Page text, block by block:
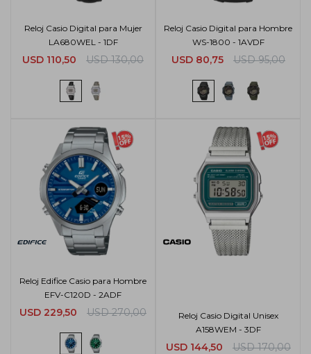
Reloj Casio Digital para Mujer
LA680WEL - 1DF
USD 110,50 USD 130,00
Reloj Casio Digital para Hombre
WS-1800 - 1AVDF
USD 80,75 USD 95,00
Reloj Edifice Casio para Hombre
EFV-C120D - 2ADF
USD 229,50 USD 270,00
Reloj Casio Digital Unisex
A158WEM - 3DF
USD 144,50 USD 170,00